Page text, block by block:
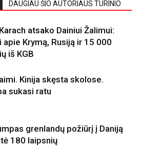
DAUGIAU ŠIO AUTORIAUS TURINIO
atsako Dainiui Žalimui:
apie Krymą, Rusiją ir 15 000
iš KGB
Kinija skęsta skolose.
sukasi ratu
grenlandų požiūrį į Daniją
180 laipsnių